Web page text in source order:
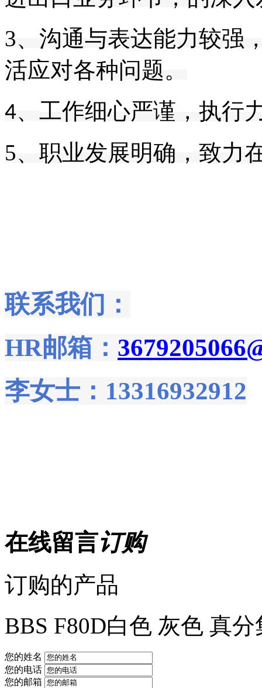
3、 沟通与表达能力较强
活应对各种问题。
4、 工作细心严谨，执行
5、 职业发展明确，致力
联系我们：
HR邮箱：
李女士：13316932912
在线留言订购
订购的产品
BBS F80D白色 灰色 真
您的姓名
您的电话
您的邮箱